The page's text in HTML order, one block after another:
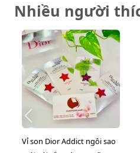
Nhiều người
Vỉ son Dior Addict ngôi sao